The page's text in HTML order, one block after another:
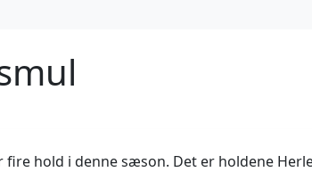
fire hold i denne sæson. Det er holdene